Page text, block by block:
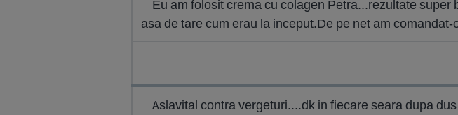
Eu am folosit crema cu colagen Petra...rezultate
asa de tare cum erau la inceput.De pe net am comandat-
Aslavital contra vergeturi....dk in fiecare seara dupa